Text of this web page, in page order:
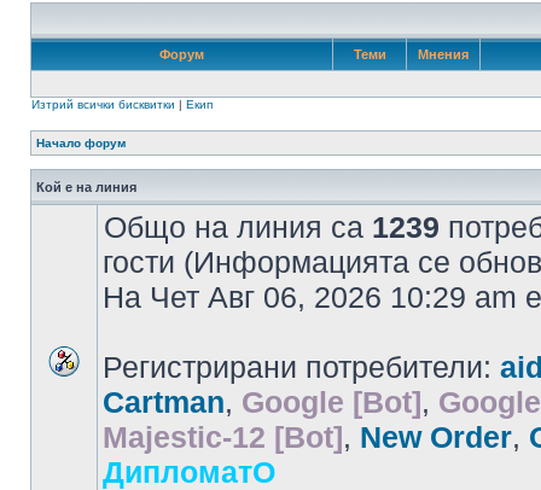
Форум Теми Мнения
Изтрий всички бисквитки | Екип
Начало форум
Кой е на линия
Общо на линия са 1239
гости (Информацията се
На Чет Авг 06, 2026 10:29
Регистрирани потребители:
Cartman, Google [Bot],
Majestic-12 [Bot], New Order,
ДипломатО